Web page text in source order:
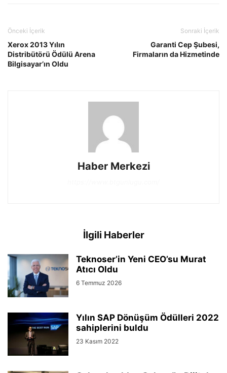
Önceki İçerik
Xerox 2013 Yılın
Distribütörü Ödülü Arena
Bilgisayar’ın Oldu
Sonraki İçerik
Garanti Cep Şubesi,
Firmaların da Hizmetinde
Haber Merkezi
İlgili Haberler
Teknoser’in Yeni CEO’su Murat
Atıcı Oldu
6 Temmuz 2026
Yılın SAP Dönüşüm Ödülleri 2022
sahiplerini buldu
23 Kasım 2022